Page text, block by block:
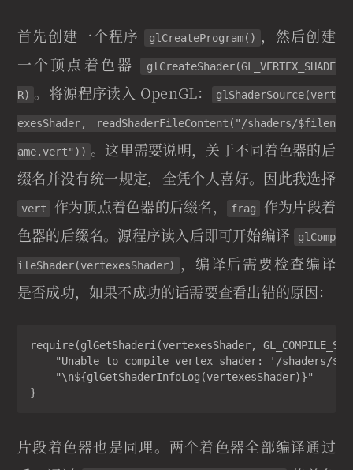
首先创建一个程序 glCreateProgram() ，然后创建
一个顶点着色器
glCreateShader(GL_VERTEX_SHADE
R) 。将源程序读入 OpenGL： glShaderSource(vert
exesShader, readShaderFileContent("/shaders/$filen
ame.vert")) 。这里需要说明，关于不同着色器的后
缀名并没有统一规定，全凭个人喜好。因此我选择
vert 作为顶点着色器的后缀名， frag
作为片段着
色器的后缀名。源程序读入后即可开始编译
glComp
ileShader(vertexesShader)
，编译后需要检查编译
是否成功，如果不成功的话需要查看出错的原因：
require(glGetShaderi(vertexesShader,
"Unable to compile vertex shader: '/shaders/
    "\n${glGetShaderInfoLog(vertexesShader)}"
}
片段着色器也是同理。两个着色器全部编译通过